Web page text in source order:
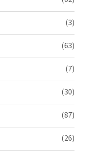
(3)
(63)
(7)
(30)
(87)
(26)